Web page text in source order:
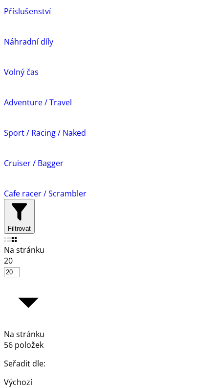
Příslušenství
Náhradní díly
Volný čas
Adventure / Travel
Sport / Racing / Naked
Cruiser / Bagger
Cafe racer / Scrambler
Filtrovat
Na stránku
20
Na stránku
56 položek
Seřadit dle:
Výchozí